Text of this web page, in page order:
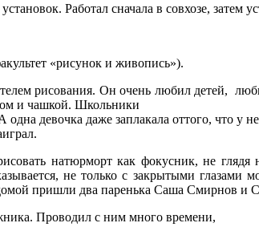
Работал сначала в совхозе,
«рисунок и живопись»).
рисования. Он очень любил детей,
и чашкой. Школьники
девочка даже заплакала оттого, что у
натюрморт как фокусник, не
не только с закрытыми
домой пришли два паренька Саша Смирнов
Проводил с ним много времени,